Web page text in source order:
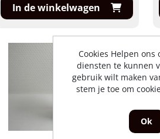
In de winkelwagen
Cookies Helpen ons
diensten te kunnen
gebruik wilt maken
stem je toe om
Ok